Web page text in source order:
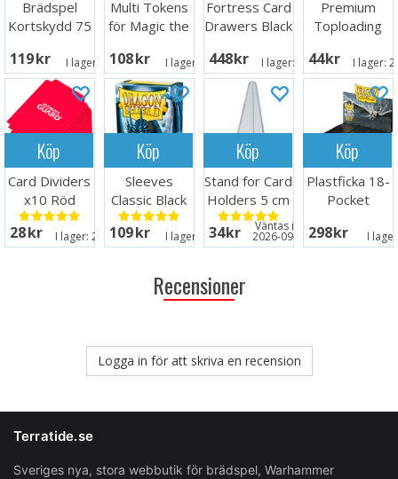
Brädspel
Kortskydd 75
119 SEK I lager: 17
Multi Tokens
för Magic the
108 SEK I lager: 10
Fortress Card
Drawers Black
448 SEK I lager: 20+
Premium
Toploading
25 st
44 SEK I lager:
Köp
Card Dividers
x10 Röd
28 SEK I lager: 20+
Köp
Sleeves
Classic Black
x100 - 63x88
m/box
109 SEK I lager: 13
Köp
Stand for Card
Holders 5 cm
- 5 st
34 SEK Väntas in:
2026-09-30
Köp
Plastficka 18-
Pocket
Svart x 50
298 SEK I
Recensioner
Logga in för att skriva en recension
Terratide.se
Sveriges nya, stora webbutik för brädspel, Warhammer